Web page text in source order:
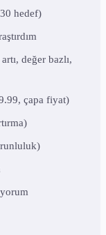
hedef)
değer bazlı,
çapa fiyat)